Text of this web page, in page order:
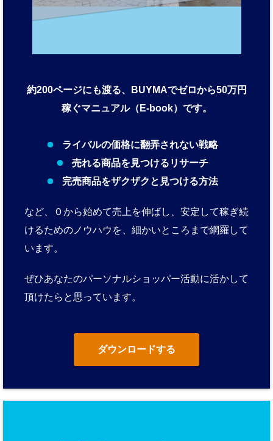
約200ページにも渡る、BUYMAでゼロから50万円
稼ぐマニュアル（E-book）です。
ライバルの価格に翻弄されない戦略
売れる商品を見つけるリサーチ
完売商品をザクザクと見つける方法
など、０から始めて売上を伸ばし、安定して稼ぎ続
けるためのノウハウを、細かいところまで網羅して
います。
ぜひあなたのパーソナルショッパー活動に活かして
頂けたらと思っています。
ダウンロードする